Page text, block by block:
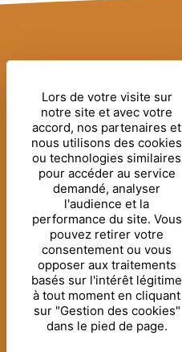
Lors de votre visite sur
notre site et avec votre
accord, nos partenaires et
nous utilisons des cookies
ou technologies similaires
pour accéder au service
demandé, analyser
l'audience et la
performance du site. Vous
pouvez retirer votre
consentement ou vous
opposer aux traitements
basés sur l'intérêt légitime
à tout moment en cliquant
sur "Gestion des cookies"
dans le pied de page.